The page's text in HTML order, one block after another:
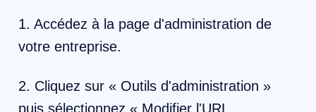
1. Accédez à la page d'administration de
votre entreprise.
2. Cliquez sur « Outils d'administration »
puis sélectionnez « Modifier l'URL